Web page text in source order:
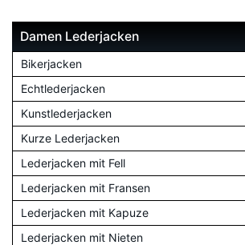
Damen Lederjacken
Bikerjacken
Echtlederjacken
Kunstlederjacken
Kurze Lederjacken
Lederjacken mit Fell
Lederjacken mit Fransen
Lederjacken mit Kapuze
Lederjacken mit Nieten